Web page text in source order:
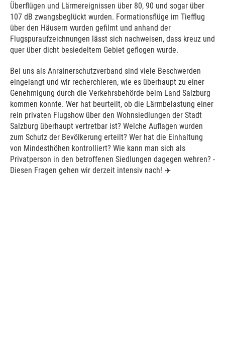
Überflügen und Lärmereignissen über 80, 90 und sogar über
107 dB zwangsbeglückt wurden. Formationsflüge im Tiefflug
über den Häusern wurden gefilmt und anhand der
Flugspuraufzeichnungen lässt sich nachweisen, dass kreuz und
quer über dicht besiedeltem Gebiet geflogen wurde.
Bei uns als Anrainerschutzverband sind viele Beschwerden
eingelangt und wir recherchieren, wie es überhaupt zu einer
Genehmigung durch die Verkehrsbehörde beim Land Salzburg
kommen konnte. Wer hat beurteilt, ob die Lärmbelastung einer
rein privaten Flugshow über den Wohnsiedlungen der Stadt
Salzburg überhaupt vertretbar ist? Welche Auflagen wurden
zum Schutz der Bevölkerung erteilt? Wer hat die Einhaltung
von Mindesthöhen kontrolliert? Wie kann man sich als
Privatperson in den betroffenen Siedlungen dagegen wehren? -
Diesen Fragen gehen wir derzeit intensiv nach! ✈️